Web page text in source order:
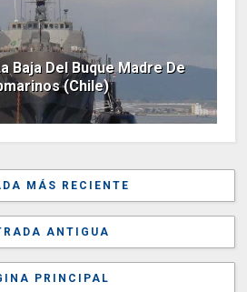
Baja Del Buque Madre De
(Chile)
MÁS RECIENTE
ANTIGUA
PRINCIPAL